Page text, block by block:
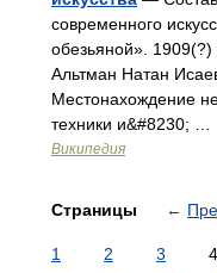
современного
обезьяной». 1909(?)
Альтман Натан
Местонахождение
техники и&#8230; …
Википедия
Страницы ←
1 2 3 4